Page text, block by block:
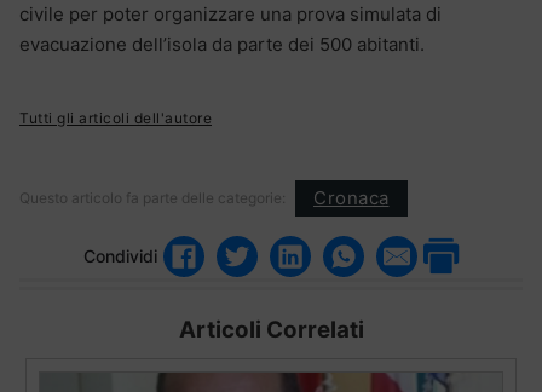
civile per poter organizzare una prova simulata di
evacuazione dell’isola da parte dei 500 abitanti.
Tutti gli articoli dell'autore
Questo articolo fa parte delle categorie: Cronaca
Condividi
Articoli Correlati